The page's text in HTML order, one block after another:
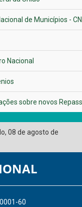
de Municípios -
Nacional
sobre novos
, 08 de agosto de
60